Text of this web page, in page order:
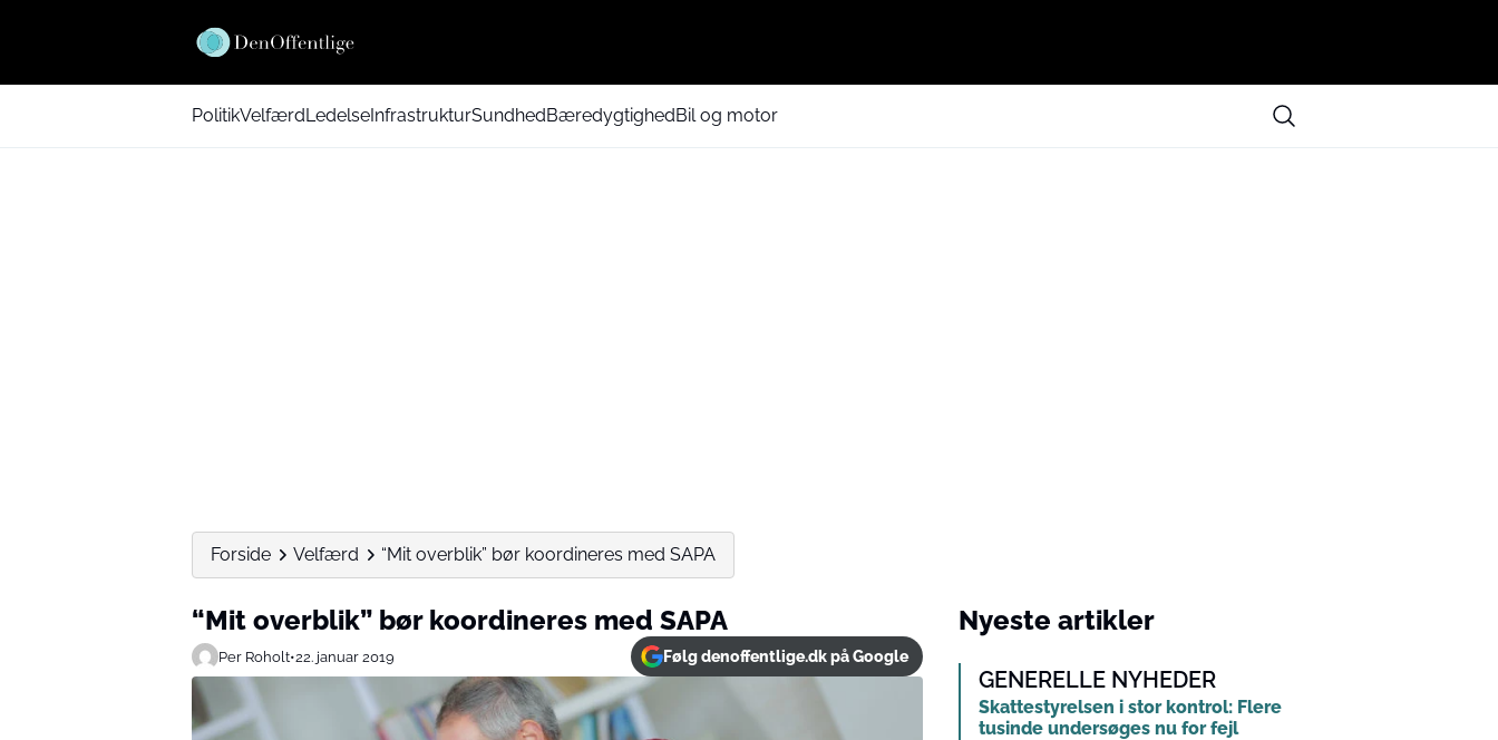
PolitikVelfærdLedelseInfrastrukturSundhedBæredygtighedBil og motor
Forside Velfærd “Mit overblik” bør koordineres med SAPA
“Mit overblik” bør koordineres med SAPA
Per Roholt•22. januar 2019 Følg denoffentlige.dk på Google
Nyeste artikler
GENERELLE NYHEDER
Skattestyrelsen i stor kontrol: Flere
tusinde undersøges nu for fejl